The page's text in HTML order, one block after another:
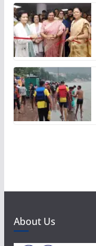
About Us